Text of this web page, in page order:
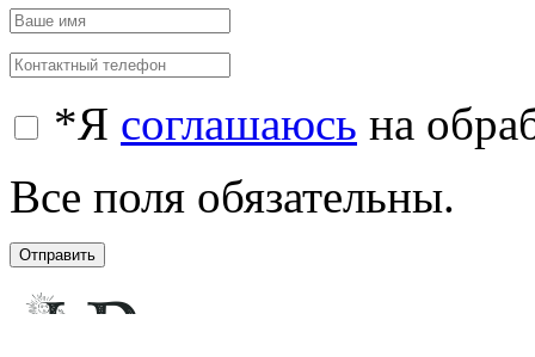
*Я соглашаюсь на
Все поля обязательны.
Отправить